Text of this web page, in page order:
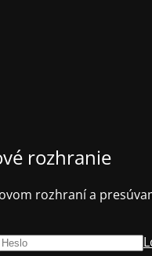
rozhranie
rozhraní a